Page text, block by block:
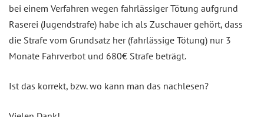
bei einem Verfahren wegen fahrlässiger Tötung aufgrund
Raserei (Jugendstrafe) habe ich als Zuschauer gehört, dass
die Strafe vom Grundsatz her (fahrlässige Tötung) nur 3
Monate Fahrverbot und 680€ Strafe beträgt.
Ist das korrekt, bzw. wo kann man das nachlesen?